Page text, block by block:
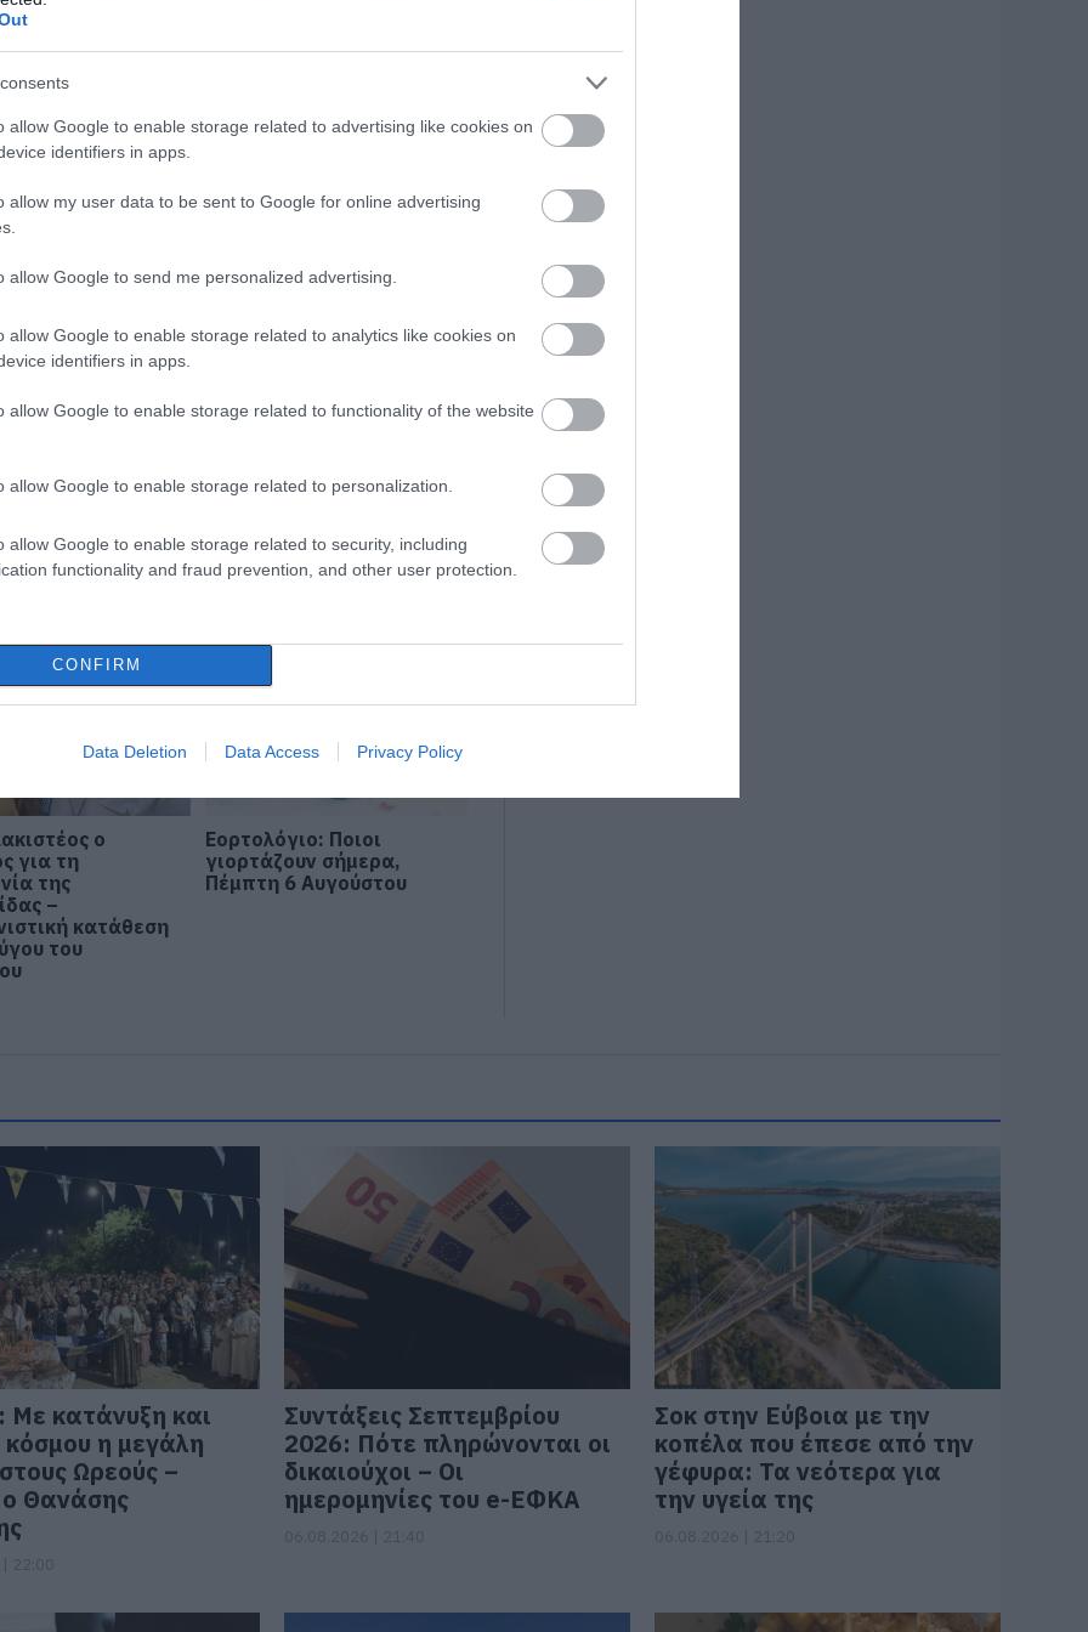
allow Google to enable storage related to advertising like cookies on
identifiers in apps.
allow my user data to be sent to Google for online advertising
allow Google to send me personalized advertising.
allow Google to enable storage related to analytics like cookies on
identifiers in apps.
allow Google to enable storage related to functionality of the website
allow Google to enable storage related to personalization.
allow Google to enable storage related to security, including
functionality and fraud prevention, and other user protection.
CONFIRM
Data Deletion Data Access Privacy Policy
Εύβοια
για την
καλώδια – Οι
του τον
44χρονος για τη φωτιά
στη Κεφαλονιά
ο
για τη
της
–
κατάθεση
του
Εορτολόγιο: Ποιοι
γιορτάζουν σήμερα,
Πέμπτη 6 Αυγούστου
Εύβοια – Δείτε πού
06.08.2026 | 19:20
Ο μεγαλύτερος
της Ευρώπης
κατασκευάζεται
στην Ελλάδα – Πού
06.08.2026 | 19:00
Συγκίνηση στην
Εύβοια: Νέοι από τη
συνόδευσαν την
Ιερή Εικόνα
Με κατάνυξη και
η μεγάλη
Ωρεούς –
Θανάσης
Συντάξεις Σεπτεμβρίου
2026: Πότε πληρώνονται οι
δικαιούχοι – Οι
ημερομηνίες του e-ΕΦΚΑ
Σοκ στην Εύβοια με την
κοπέλα που έπεσε από την
γέφυρα: Τα νεότερα για
την υγεία της